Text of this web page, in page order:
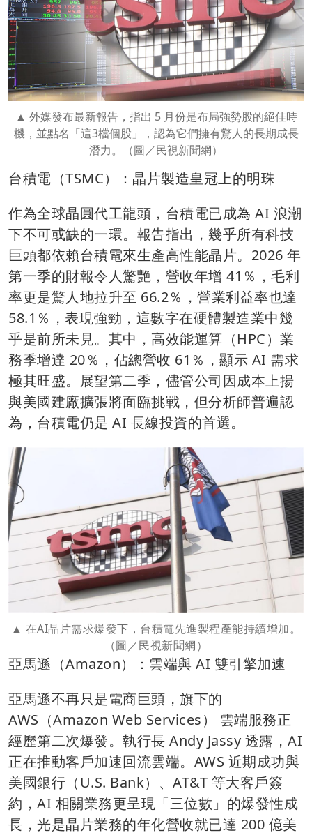
外媒發布最新報告，指出 5 月份是布局強勢股的絕佳時
機，並點名「這3檔個股」，認為它們擁有驚人的長期成長
潛力。（圖／民視新聞網）
台積電（TSMC）：晶片製造皇冠上的明珠
作為全球晶圓代工龍頭，台積電已成為 AI 浪潮
下不可或缺的一環。報告指出，幾乎所有科技
巨頭都依賴台積電來生產高性能晶片。2026 年
第一季的財報令人驚艷，營收年增 41％，毛利
率更是驚人地拉升至 66.2％，營業利益率也達
58.1％，表現強勁，這數字在硬體製造業中幾
乎是前所未見。其中，高效能運算（HPC）業
務季增達 20％，佔總營收 61％，顯示 AI 需求
極其旺盛。展望第二季，儘管公司因成本上揚
與美國建廠擴張將面臨挑戰，但分析師普遍認
為，台積電仍是 AI 長線投資的首選。
在AI晶片需求爆發下，台積電先進製程產能持續增加。
（圖／民視新聞網）
亞馬遜（Amazon）：雲端與 AI 雙引擎加速
亞馬遜不再只是電商巨頭，旗下的
AWS（Amazon Web Services） 雲端服務正
經歷第二次爆發。執行長 Andy Jassy 透露，AI
正在推動客戶加速回流雲端。AWS 近期成功與
美國銀行（U.S. Bank）、AT&T 等大客戶簽
約，AI 相關業務更呈現「三位數」的爆發性成
長，光是晶片業務的年化營收就已達 200 億美